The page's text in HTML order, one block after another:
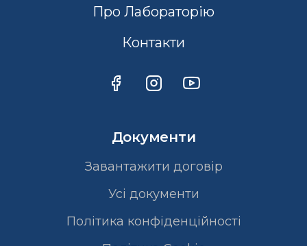
Про Лабораторію
Контакти
Документи
Завантажити договір
Усі документи
Політика конфіденційності